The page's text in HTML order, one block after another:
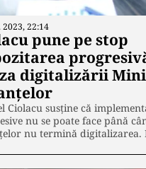
22:14
pune pe stop
digitalizării
Ciolacu susține că
nu se poate face până
nu termină digitalizarea.